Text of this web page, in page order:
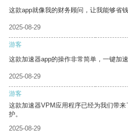
这款app就像我的财务顾问，让我能够省钱
2025-08-29
游客
这款加速器app的操作非常简单，一键加
2025-08-29
游客
这款加速器VPM应用程序已经为我们带
护。
2025-08-29